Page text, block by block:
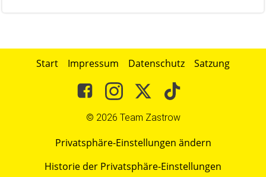
© 2026 Team Zastrow
Start Impressum Datenschutz Satzung
Privatsphäre-Einstellungen ändern
Historie der Privatsphäre-Einstellungen